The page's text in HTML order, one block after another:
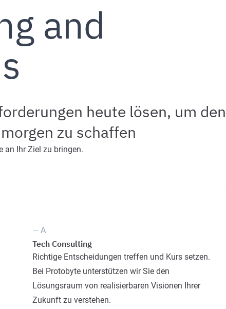
and
heute lösen, um den
zu schaffen
an Ihr Ziel zu bringen.
— A
Tech Consulting
Richtige Entscheidungen treffen und Kurs setzen.
Bei Protobyte unterstützen wir Sie den
Lösungsraum von realisierbaren Visionen Ihrer
Zukunft zu verstehen.